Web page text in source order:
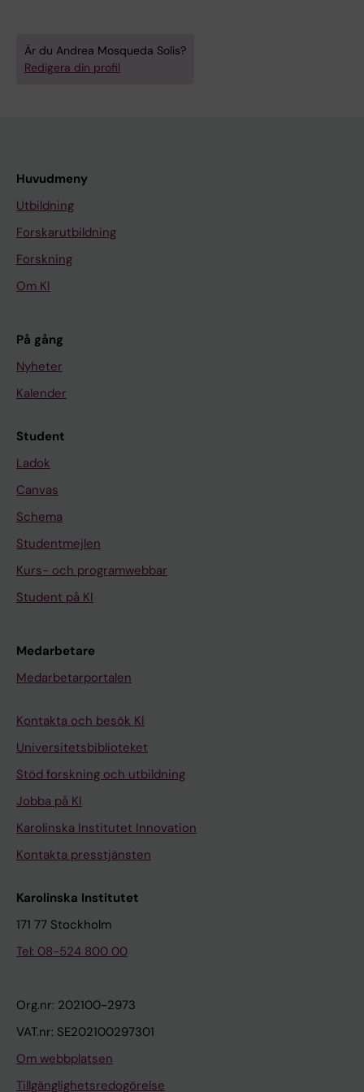
Är du Andrea Mosqueda Solis?
Redigera din profil
Huvudmeny
Utbildning
Forskarutbildning
Forskning
Om KI
På gång
Nyheter
Kalender
Student
Ladok
Canvas
Schema
Studentmejlen
Kurs- och programwebbar
Student på KI
Medarbetare
Medarbetarportalen
Kontakta och besök KI
Universitetsbiblioteket
Stöd forskning och utbildning
Jobba på KI
Karolinska Institutet Innovation
Kontakta presstjänsten
Karolinska Institutet
171 77 Stockholm
Tel: 08-524 800 00
Org.nr: 202100-2973
VAT.nr: SE202100297301
Om webbplatsen
Tillgänglighetsredogörelse